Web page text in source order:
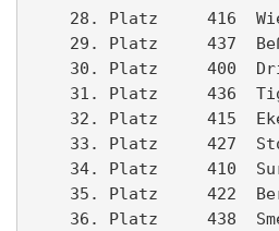
28. Platz     416
29. Platz     437
30. Platz     400
31. Platz     436
32. Platz     415
33. Platz     427
34. Platz     410
35. Platz     422
36. Platz     438